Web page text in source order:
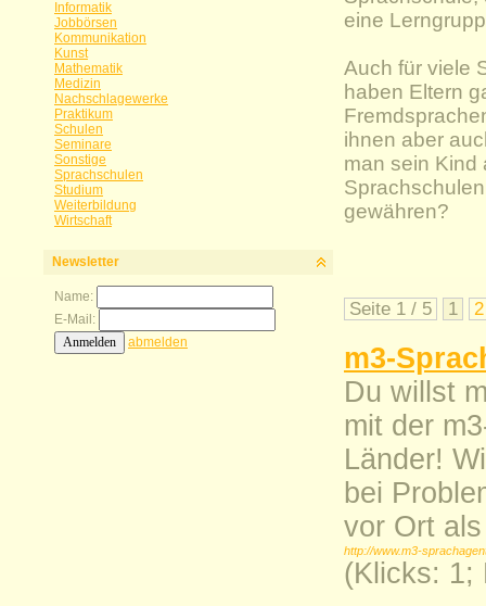
Informatik
Jobbörsen
Kommunikation
Kunst
Mathematik
Medizin
Nachschlagewerke
Praktikum
Schulen
Seminare
Sonstige
Sprachschulen
Studium
Weiterbildung
Wirtschaft
Newsletter
Name:
E-Mail:
abmelden
eine
Auch für viele
haben Eltern
ihnen aber
man sein Kind
gewähren?
Seite 1 / 5 1 2
m3-
Du willst
mit der
Länder!
bei
vor Ort
http://www.m3-
(Klicks: 1;